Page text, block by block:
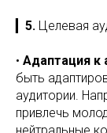
5. Целевая
• Адаптация к
быть
аудитории.
привлечь